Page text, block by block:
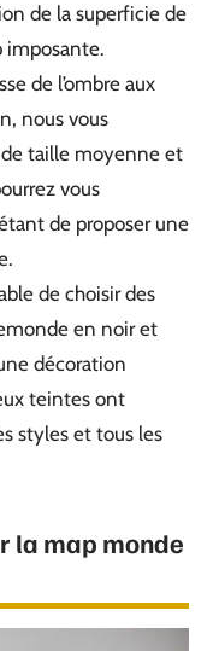
de la superficie de
imposante.
de l’ombre aux
nous vous
taille moyenne et
vous
de proposer une
de choisir des
en noir et
décoration
teintes ont
styles et tous les
la map monde